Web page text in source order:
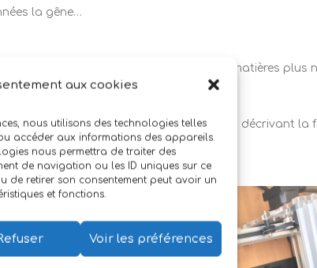
aux cookies
nous utilisons des technologies telles
accéder aux informations des appareils.
nous permettra de traiter des
de navigation ou les ID uniques sur ce
de retirer son consentement peut avoir un
et fonctions.
Voir les préférences
la gêne…
que je lui fabrique un collier avec des matières plus
que l’attache anti-étranglement.
et surtout, comme d’habitude, une vidéo décrivant la